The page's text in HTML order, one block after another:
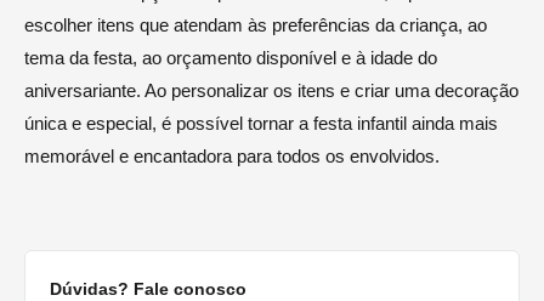
escolher itens que atendam às preferências da criança, ao
tema da festa, ao orçamento disponível e à idade do
aniversariante. Ao personalizar os itens e criar uma decoração
única e especial, é possível tornar a festa infantil ainda mais
memorável e encantadora para todos os envolvidos.
Dúvidas? Fale conosco